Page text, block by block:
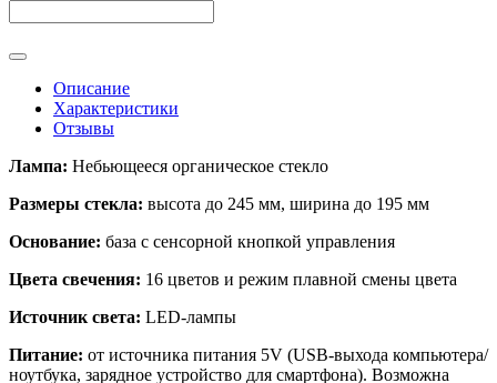
Описание
Характеристики
Отзывы
Лампа: Небьющееся органическое стекло
Размеры стекла: высота до 245 мм, ширина до 195 мм
Основание: база с сенсорной кнопкой управления
Цвета свечения: 16 цветов и режим плавной смены цвета
Источник света: LED-лампы
Питание: от источника питания 5V (USB-выхода компьютера/
ноутбука, зарядное устройство для смартфона). Возможна